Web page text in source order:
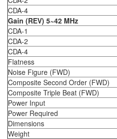
CDA-4
Gain (REV) 5~42 MHz
CDA-1
CDA-2
CDA-4
Flatness
Noise Figure (FWD)
Composite Second Order (FWD)
Composite Triple Beat (FWD)
Power Input
Power Required
Dimensions
Weight